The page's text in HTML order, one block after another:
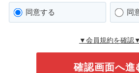
同意する 同
▼会員規約を確認▼